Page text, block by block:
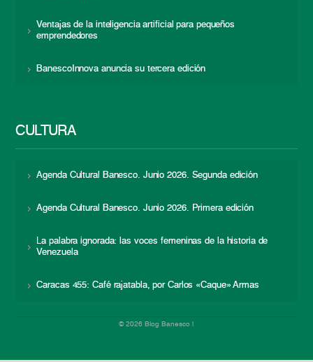
Ventajas de la inteligencia artificial para pequeños
emprendedores
BanescoInnova anuncia su tercera edición
CULTURA
Agenda Cultural Banesco. Junio 2026. Segunda edición
Agenda Cultural Banesco. Junio 2026. Primera edición
La palabra ignorada: las voces femeninas de la historia de
Venezuela
Caracas 455: Café rajatabla, por Carlos «Caque» Armas
© 2026 Blog Banesco |